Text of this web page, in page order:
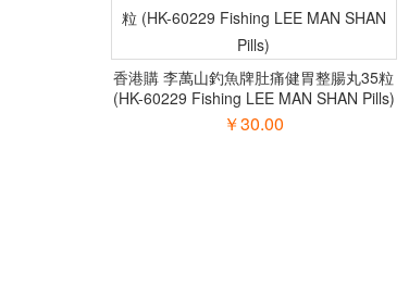
香港購 李萬山釣魚牌肚痛健胃整腸丸35粒
(HK-60229 Fishing LEE MAN SHAN Pills)
￥30.00